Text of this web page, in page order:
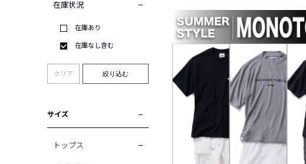
在庫状況
在庫あり
在庫なし含む
クリア 絞り込む
サイズ
トップス